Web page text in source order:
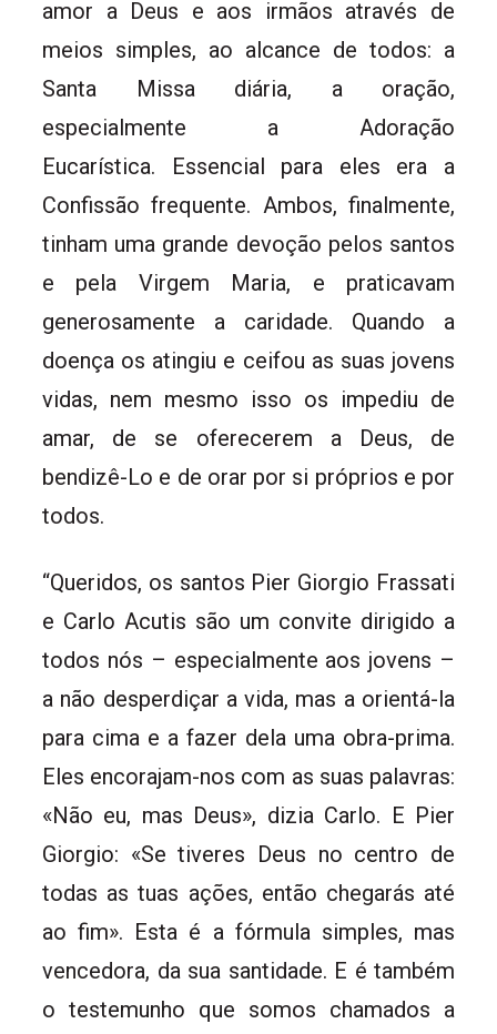
amor a Deus e aos irmãos através de
meios simples, ao alcance de todos: a
Santa Missa diária, a oração,
especialmente a Adoração
Eucarística. Essencial para eles era a
Confissão frequente. Ambos, finalmente,
tinham uma grande devoção pelos santos
e pela Virgem Maria, e praticavam
generosamente a caridade. Quando a
doença os atingiu e ceifou as suas jovens
vidas, nem mesmo isso os impediu de
amar, de se oferecerem a Deus, de
bendizê-Lo e de orar por si próprios e por
todos.
“Queridos, os santos Pier Giorgio Frassati
e Carlo Acutis são um convite dirigido a
todos nós – especialmente aos jovens –
a não desperdiçar a vida, mas a orientá-la
para cima e a fazer dela uma obra-prima.
Eles encorajam-nos com as suas palavras:
«Não eu, mas Deus», dizia Carlo. E Pier
Giorgio: «Se tiveres Deus no centro de
todas as tuas ações, então chegarás até
ao fim». Esta é a fórmula simples, mas
vencedora, da sua santidade. E é também
o testemunho que somos chamados a